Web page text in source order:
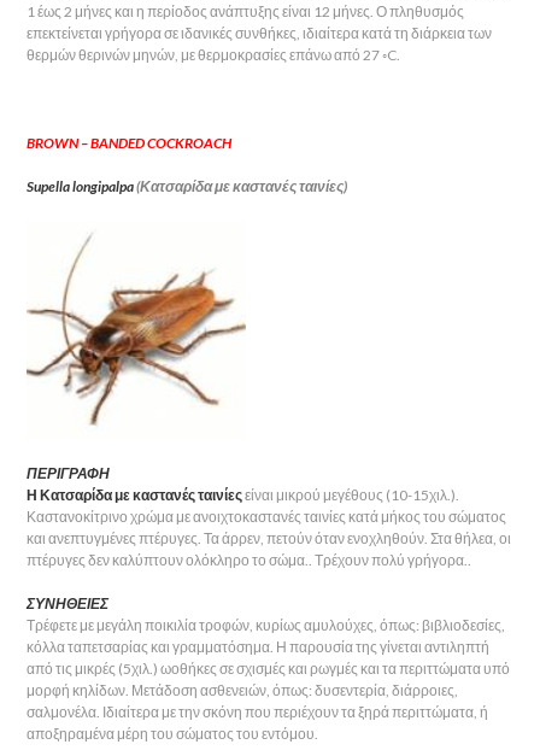
1 έως 2 μήνες και η περίοδος ανάπτυξης είναι 12 μήνες. Ο πληθυσμός
επεκτείνεται γρήγορα σε ιδανικές συνθήκες, ιδιαίτερα κατά τη διάρκεια των
θερμών θερινών μηνών, με θερμοκρασίες επάνω από 27 ◦C.
BROWN – BANDED COCKROACH
Supella longipalpa(Κατσαρίδα με καστανές ταινίες)
ΠΕΡΙΓΡΑΦΗ
Η Κατσαρίδα με καστανές ταινίεςείναι μικρού μεγέθους (10-15χιλ.).
Καστανοκίτρινο χρώμα με ανοιχτοκαστανές ταινίες κατά μήκος του σώματος
και ανεπτυγμένες πτέρυγες. Τα άρρεν, πετούν όταν ενοχληθούν. Στα θήλεα, οι
πτέρυγες δεν καλύπτουν ολόκληρο το σώμα.. Τρέχουν πολύ γρήγορα..
ΣΥΝΗΘΕΙΕΣ
Τρέφετε με μεγάλη ποικιλία τροφών, κυρίως αμυλούχες, όπως: βιβλιοδεσίες,
κόλλα ταπετσαρίας και γραμματόσημα. Η παρουσία της γίνεται αντιληπτή
από τις μικρές (5χιλ.) ωοθήκες σε σχισμές και ρωγμές και τα περιττώματα υπό
μορφή κηλίδων. Μετάδοση ασθενειών, όπως: δυσεντερία, διάρροιες,
σαλμονέλα. Ιδιαίτερα με την σκόνη που περιέχουν τα ξηρά περιττώματα, ή
αποξηραμένα μέρη του σώματος του εντόμου.